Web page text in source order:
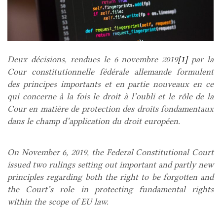
Deux décisions, rendues le 6 novembre 2019[1]par la
Cour constitutionnelle fédérale allemande formulent
des principes importants et en partie nouveaux en ce
qui concerne à la fois le droit à l’oubli et le rôle de la
Cour en matière de protection des droits fondamentaux
dans le champ d’application du droit européen.
On November 6, 2019, the Federal Constitutional Court
issued two rulings setting out important and partly new
principles regarding both the right to be forgotten and
the Court’s role in protecting fundamental rights
within the scope of EU law.